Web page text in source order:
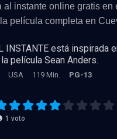
al instante online gratis
película completa en
INSTANTE está inspirada
película Sean Anders.
USA 119 Min. PG-13
1 voto